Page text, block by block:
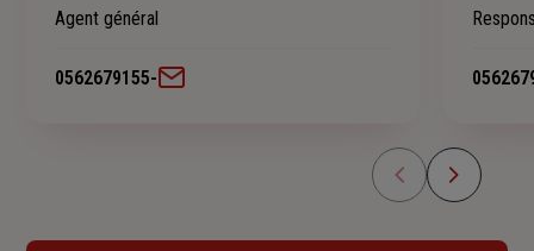
Agent général
0562679155-